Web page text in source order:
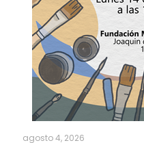
agosto 4, 2026